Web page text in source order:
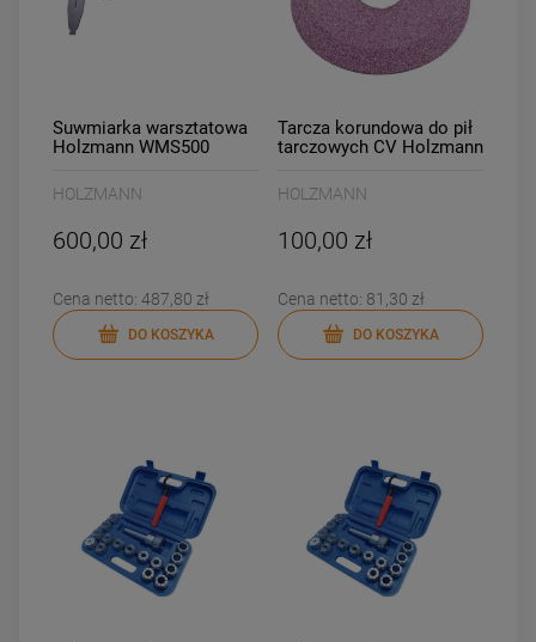
Suwmiarka warsztatowa
Holzmann WMS500
HOLZMANN
600,00 zł
Cena netto: 487,80 zł
DO KOSZYKA
Tarcza korundowa do pił
tarczowych CV Holzmann
HOLZMANN
100,00 zł
Cena netto: 81,30 zł
DO KOSZYKA